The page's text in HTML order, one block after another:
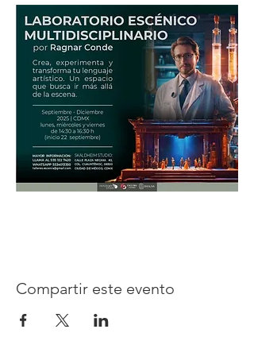
Compartir este evento